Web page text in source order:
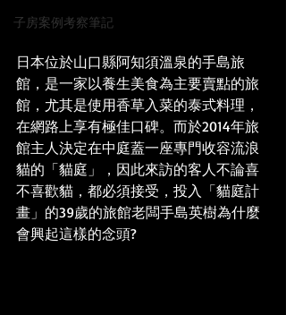
子房案例考察筆記
日本位於山口縣阿知須溫泉的手島旅
館，是一家以養生美食為主要賣點的旅
館，尤其是使用香草入菜的泰式料理，
在網路上享有極佳口碑。而於2014年旅
館主人決定在中庭蓋一座專門收容流浪
貓的「貓庭」，因此來訪的客人不論喜
不喜歡貓，都必須接受，投入「貓庭計
畫」的39歲的旅館老闆手島英樹為什麼
會興起這樣的念頭?